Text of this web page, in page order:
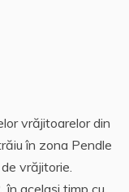
vrăjitoarelor din
în zona Pendle
vrăjitorie.
acelaşi timp cu